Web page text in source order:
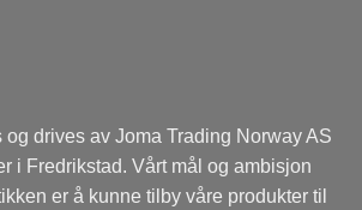
drives av Joma Trading Norway AS
i Fredrikstad. Vårt mål og ambisjon
er å kunne tilby våre produkter til